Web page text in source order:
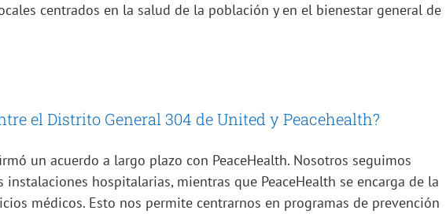
centrados en la salud de la población y en el bienestar general de
el Distrito General 304 de United y Peacehealth?
un acuerdo a largo plazo con PeaceHealth. Nosotros seguimos
hospitalarias, mientras que PeaceHealth se encarga de la
médicos. Esto nos permite centrarnos en programas de prevención